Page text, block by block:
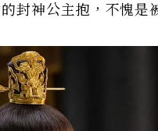
封神公主抱，不愧是